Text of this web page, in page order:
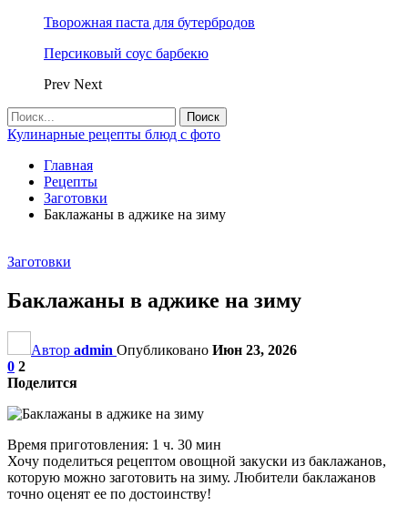
Творожная паста для бутербродов
Персиковый соус барбекю
Prev Next
Кулинарные рецепты блюд с фото
Главная
Рецепты
Заготовки
Баклажаны в аджике на зиму
Заготовки
Баклажаны в аджике на зиму
Автор admin Опубликовано Июн 23, 2026
0 2
Поделится
Время приготовления: 1 ч. 30 мин
Хочу поделиться рецептом овощной закуски из баклажанов,
которую можно заготовить на зиму. Любители баклажанов
точно оценят ее по достоинству!